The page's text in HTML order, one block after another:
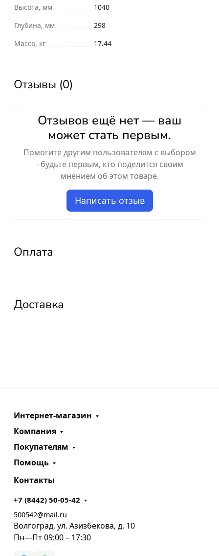
Высота, мм
1040
Глубина, мм
298
Масса, кг
17.44
Отзывы (0)
Отзывов ещё нет — ваш
может стать первым.
Помогите другим пользователям с выбором
- будьте первым, кто поделится своим
мнением об этом товаре.
Написать отзыв
Оплата
Доставка
Интернет-магазин
Компания
Покупателям
Помощь
Контакты
+7 (8442) 50-05-42
500542@mail.ru
Волгоград, ул. Азизбекова, д. 10
Пн—Пт 09:00 – 17:30